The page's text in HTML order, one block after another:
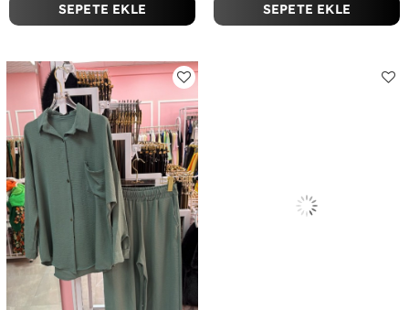
SEPETE EKLE SEPETE EKLE